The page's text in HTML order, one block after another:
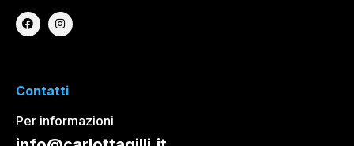
Contatti
Per informazioni